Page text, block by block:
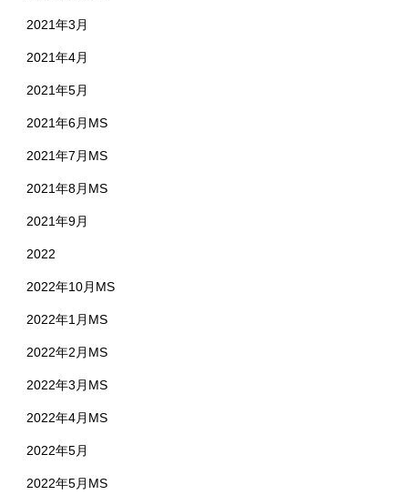
2021年3月
2021年4月
2021年5月
2021年6月MS
2021年7月MS
2021年8月MS
2021年9月
2022
2022年10月MS
2022年1月MS
2022年2月MS
2022年3月MS
2022年4月MS
2022年5月
2022年5月MS